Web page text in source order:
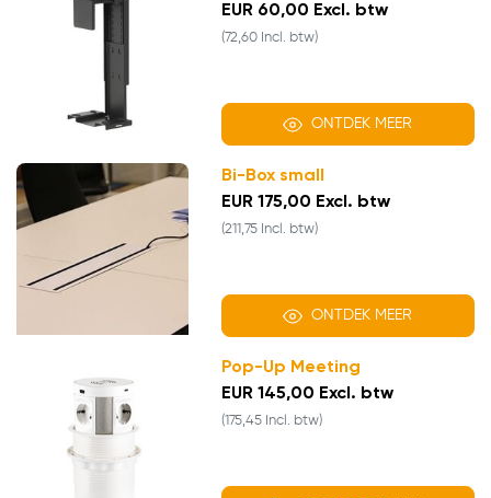
EUR 60,00 Excl. btw
(72,60 Incl. btw)
ONTDEK MEER
Bi-Box small
EUR 175,00 Excl. btw
(211,75 Incl. btw)
ONTDEK MEER
Pop-Up Meeting
EUR 145,00 Excl. btw
(175,45 Incl. btw)